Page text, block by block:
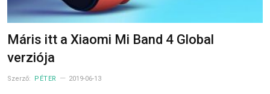
Máris itt a Xiaomi Mi Band 4 Global
verziója
Szerző: PÉTER 2019-06-13